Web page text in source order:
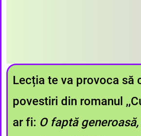
Lecția te va provoca să
povestiri din romanul
ar fi: O faptă